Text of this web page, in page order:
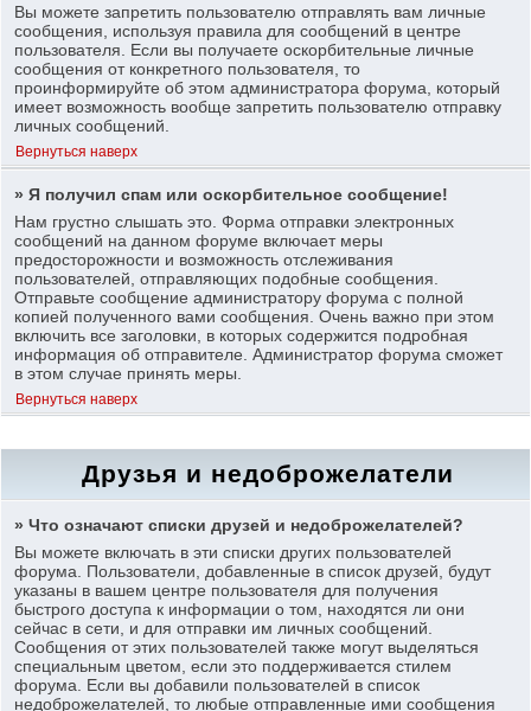
Вы можете запретить пользователю отправлять вам личные
сообщения, используя правила для сообщений в центре
пользователя. Если вы получаете оскорбительные личные
сообщения от конкретного пользователя, то
проинформируйте об этом администратора форума, который
имеет возможность вообще запретить пользователю отправку
личных сообщений.
Вернуться наверх
» Я получил спам или оскорбительное сообщение!
Нам грустно слышать это. Форма отправки электронных
сообщений на данном форуме включает меры
предосторожности и возможность отслеживания
пользователей, отправляющих подобные сообщения.
Отправьте сообщение администратору форума с полной
копией полученного вами сообщения. Очень важно при этом
включить все заголовки, в которых содержится подробная
информация об отправителе. Администратор форума сможет
в этом случае принять меры.
Вернуться наверх
Друзья и недоброжелатели
» Что означают списки друзей и недоброжелателей?
Вы можете включать в эти списки других пользователей
форума. Пользователи, добавленные в список друзей, будут
указаны в вашем центре пользователя для получения
быстрого доступа к информации о том, находятся ли они
сейчас в сети, и для отправки им личных сообщений.
Сообщения от этих пользователей также могут выделяться
специальным цветом, если это поддерживается стилем
форума. Если вы добавили пользователей в список
недоброжелателей, то любые отправленные ими сообщения